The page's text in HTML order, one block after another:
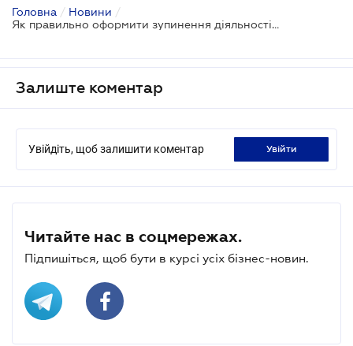
Головна / Новини /
Як правильно оформити зупинення діяльності підприємства, щоб отримати допомогу по частковому безробіттю
Залиште коментар
Увійдіть, щоб залишити коментар увійти
Читайте нас в соцмережах.
Підпишіться, щоб бути в курсі усіх бізнес-новин.